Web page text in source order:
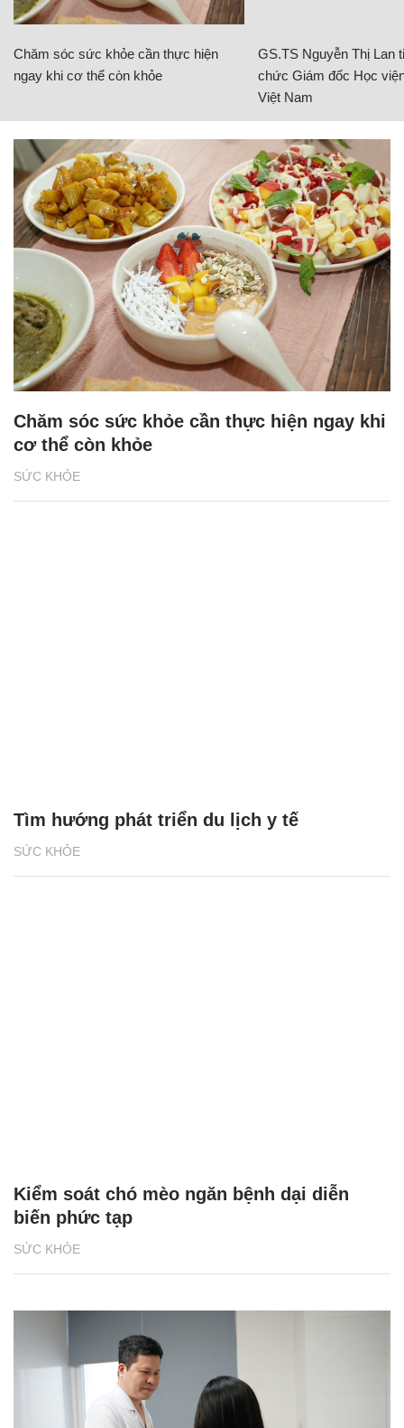
Chăm sóc sức khỏe cần thực hiện
ngay khi cơ thể còn khỏe
GS.TS Nguyễn Thị Lan
chức Giám đốc Học
Việt Nam
SỨC KHỎE
Chăm sóc sức khỏe cần thực hiện ngay khi
cơ thể còn khỏe
SỨC KHỎE
Tìm hướng phát triển du lịch y tế
SỨC KHỎE
Kiểm soát chó mèo ngăn bệnh dại diễn
biến phức tạp